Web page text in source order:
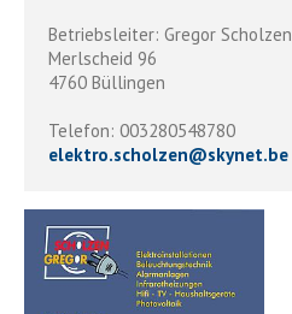
Betriebsleiter: Gregor Scholzen
Merlscheid 96
4760 Büllingen
Telefon: 003280548780
elektro.scholzen@skynet.be